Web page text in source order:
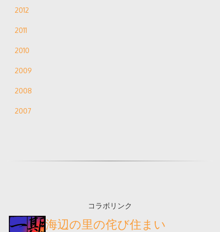
2012
2011
2010
2009
2008
2007
コラボリンク
海辺の里の侘び住まい